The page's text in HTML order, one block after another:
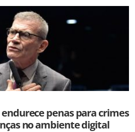
penas para crimes
no ambiente digital